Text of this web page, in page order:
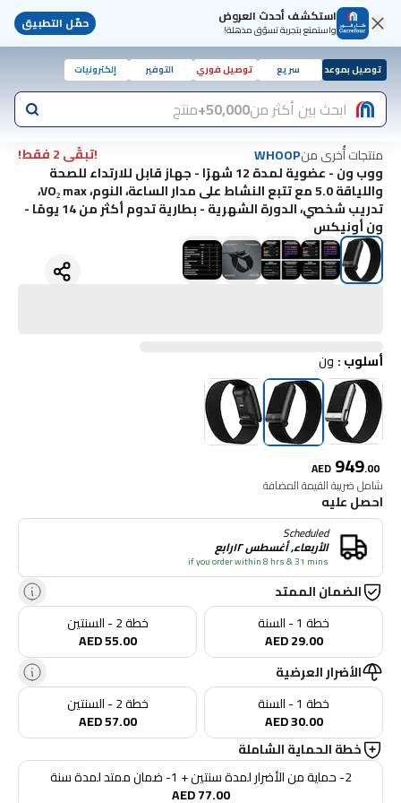
استكشف أحدث العروض
واستمتع بتجربة تسوّق مذهلة! حمّل التطبيق
توصيل بموعد سريع توصيل فوري التوفير إلكترونيات
ابحث بين أكثر من50,000+ منتج
منتجات أُخرى منWHOOP
!تبقّى 2 فقط!
ووب ون - عضوية لمدة 12 شهرًا - جهاز قابل للارتداء للصحة
واللياقة 5.0 مع تتبع النشاط على مدار الساعة، النوم، VO₂ max،
تدريب شخصي، الدورة الشهرية - بطارية تدوم أكثر من 14 يومًا -
ون أونيكس
أسلوب: ون
AED 949.00
شامل ضريبة القيمة المضافة
احصل عليه
Scheduled
الأربعاء, أغسطس ١٢رابع
if you order within 8 hrs & 31 mins
الضمان الممتد
خطة 1 - السنة
AED 29.00
خطة 2 - السنتين
AED 55.00
الأضرار العرضية
خطة 1 - السنة
AED 30.00
خطة 2 - السنتين
AED 57.00
خطة الحماية الشاملة
2- حماية من الأضرار لمدة سنتين + 1- ضمان ممتد لمدة سنة
AED 77.00